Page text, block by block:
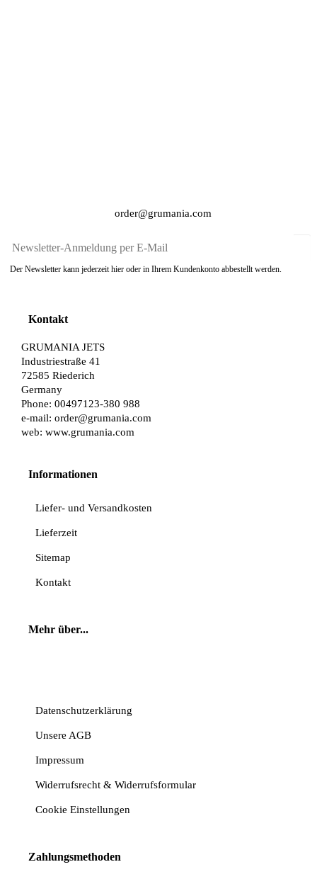
order@grumania.com
Der Newsletter kann jederzeit hier oder in Ihrem Kundenkonto abbestellt werden.
Kontakt
GRUMANIA JETS
Industriestraße 41
72585 Riederich
Germany
Phone: 00497123-380 988
e-mail: order@grumania.com
web: www.grumania.com
Informationen
Liefer- und Versandkosten
Lieferzeit
Sitemap
Kontakt
Mehr über...
Datenschutzerklärung
Unsere AGB
Impressum
Widerrufsrecht & Widerrufsformular
Cookie Einstellungen
Zahlungsmethoden